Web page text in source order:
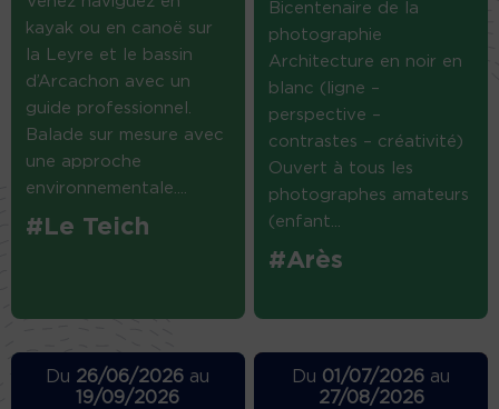
kayak ou en canoë sur
la Leyre et le bassin
d’Arcachon avec un
guide professionnel.
Balade sur mesure avec
une approche
environnementale....
#Le Teich
Bicentenaire de la
photographie
Architecture en noir en
blanc (ligne –
perspective –
contrastes – créativité)
Ouvert à tous les
photographes amateurs
(enfant...
#Arès
Du 26/06/2026 au
19/09/2026
Du 01/07/2026 au
27/08/2026